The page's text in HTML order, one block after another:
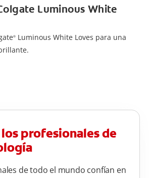
Luminous White
® Luminous White Loves para una
profesionales de
de todo el mundo confían en